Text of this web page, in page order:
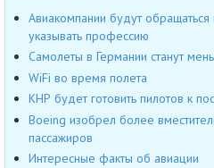
Авиакомпании будут
указывать профессию
Самолеты в Германии станут
WiFi во время полета
КНР будет готовить пилотов к
Boeing изобрел более
пассажиров
Интересные факты об авиации